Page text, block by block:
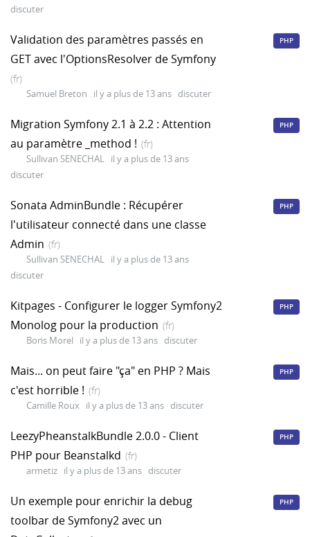
discuter
Validation des paramètres passés en
GET avec l'OptionsResolver de Symfony
(fr)
Samuel Breton il y a plus de 13 ans discuter
PHP
Migration Symfony 2.1 à 2.2 : Attention
au paramètre _method ! (fr)
Sullivan SENECHAL il y a plus de 13 ans
discuter
PHP
Sonata AdminBundle : Récupérer
l'utilisateur connecté dans une classe
Admin (fr)
Sullivan SENECHAL il y a plus de 13 ans
discuter
PHP
Kitpages - Configurer le logger Symfony2
Monolog pour la production (fr)
Boris Morel il y a plus de 13 ans discuter
PHP
Mais... on peut faire "ça" en PHP ? Mais
c'est horrible ! (fr)
Camille Roux il y a plus de 13 ans discuter
PHP
LeezyPheanstalkBundle 2.0.0 - Client
PHP pour Beanstalkd (fr)
armetiz il y a plus de 13 ans discuter
PHP
Un exemple pour enrichir la debug
toolbar de Symfony2 avec un
PHP